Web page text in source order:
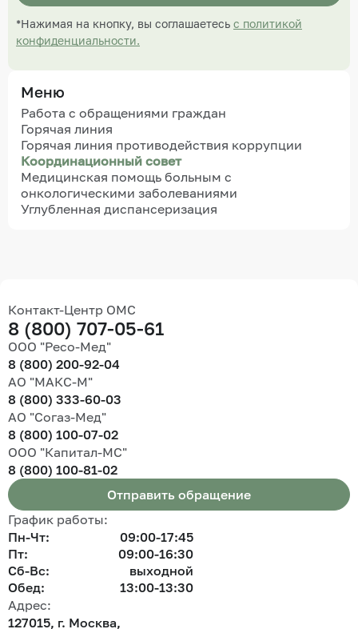
Меню
Работа с обращениями граждан
Горячая линия
Горячая линия противодействия коррупции
Координационный совет
Медицинская помощь больным с
онкологическими заболеваниями
Углубленная диспансеризация
*Нажимая на кнопку, вы соглашаетесь с политикой
конфиденциальности.
Контакт-Центр ОМС
8 (800) 707-05-61
ООО "Ресо-Мед"
8 (800) 200-92-04
АО "МАКС-М"
8 (800) 333-60-03
АО "Согаз-Мед"
8 (800) 100-07-02
ООО "Капитал-МС"
8 (800) 100-81-02
Отправить обращение
График работы:
Пн-Чт:
09:00-17:45
Пт:
09:00-16:30
Сб-Вс:
выходной
Обед:
13:00-13:30
Адрес:
127015, г. Москва,